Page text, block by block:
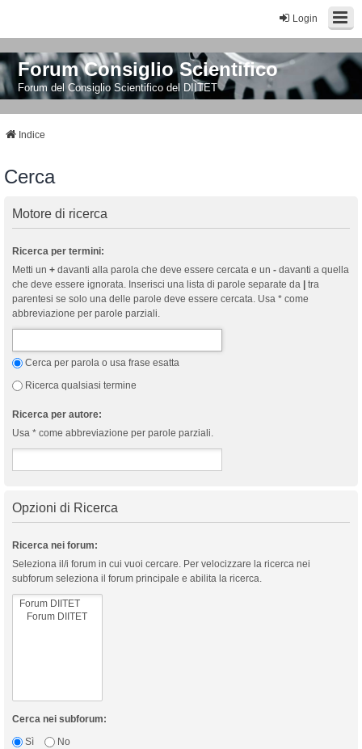
Login
Forum Consiglio Scientifico
Forum del Consiglio Scientifico del DIITET
Indice
Cerca
Motore di ricerca
Ricerca per termini:
Metti un + davanti alla parola che deve essere cercata e un - davanti a quella
che deve essere ignorata. Inserisci una lista di parole separate da
tra
parentesi se solo una delle parole deve essere cercata. Usa * come
abbreviazione per parole parziali.
Cerca per parola o usa frase esatta
Ricerca qualsiasi termine
Ricerca per autore:
Usa * come abbreviazione per parole parziali.
Opzioni di Ricerca
Ricerca nei forum:
Seleziona il/i forum in cui vuoi cercare. Per velocizzare la ricerca nei
subforum seleziona il forum principale e abilita la ricerca.
Cerca nei subforum:
Sì
No